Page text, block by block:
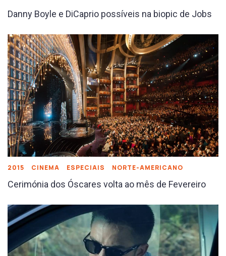
Danny Boyle e DiCaprio possíveis na biopic de Jobs
2015 CINEMA ESPECIAIS NORTE-AMERICANO
Cerimónia dos Óscares volta ao mês de Fevereiro